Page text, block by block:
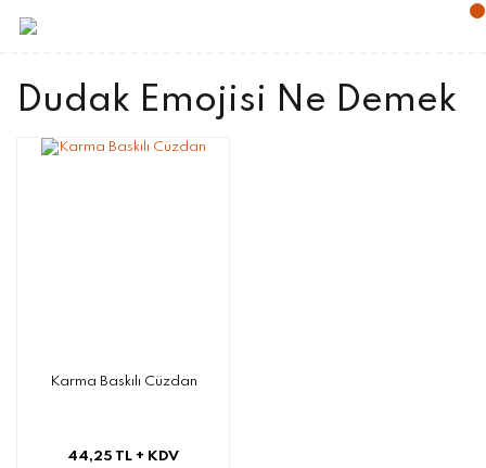
Dudak Emojisi Ne Demek
Karma Baskılı Cüzdan
44,25 TL + KDV